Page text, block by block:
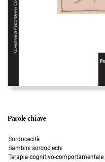
Parole chiave
Sordocecità
Bambini sordociechi
Terapia cognitivo-comportamentale